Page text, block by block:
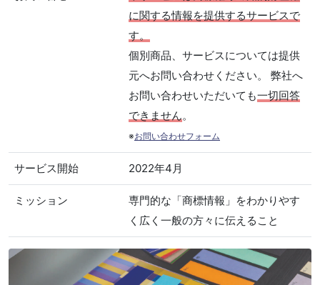
に関する情報を提供するサービスで
す。
個別商品、サービスについては提供
元へお問い合わせください。 弊社へ
お問い合わせいただいても一切回答
できません。
※お問い合わせフォーム
サービス開始 2022年4月
ミッション
専門的な「商標情報」をわかりやす
く広く一般の方々に伝えること